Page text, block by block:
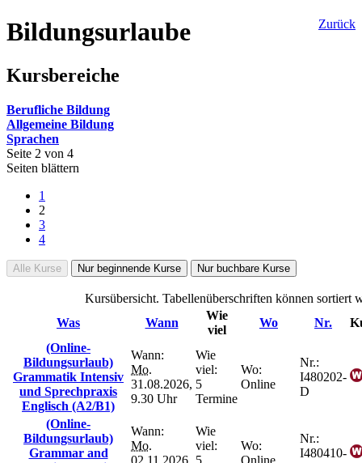
Zurück
Bildungsurlaube
Kursbereiche
Berufliche Bildung
Allgemeine Bildung
Sprachen
Seite 2 von 4
Seiten blättern
1
2
3
4
Alle Kurse Nur beginnende Kurse Nur buchbare Kurse
Kursübersicht. Tabellenüberschriften können sortiert
Was
Wann
Wie
viel
Wo Nr.
(Online-
Bildungsurlaub)
Grammatik Intensiv
und Sprechpraxis
Englisch (A2/B1)
Wann:
Mo.
31.08.2026,
9.30 Uhr
Wie
viel:
5
Termine
Wo:
Online
Nr.:
I480202-
D
(Online-
Bildungsurlaub)
Grammar and
Wann:
Mo.
02.11.2026,
Wie
viel:
5
Wo:
Online
Nr.:
I480410-